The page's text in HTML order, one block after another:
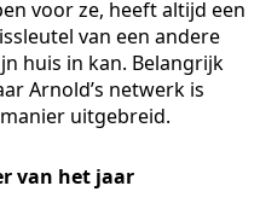
voor ze, heeft altijd een
van een andere
huis in kan. Belangrijk
Arnold’s netwerk is
uitgebreid.
van het jaar